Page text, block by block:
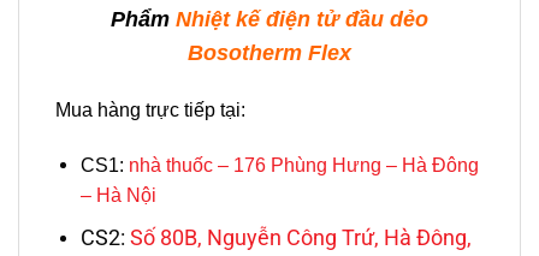
Phẩm Nhiệt kế điện tử đầu dẻo
Bosotherm Flex
Mua hàng trực tiếp tại:
CS1: nhà thuốc – 176 Phùng Hưng – Hà Đông
– Hà Nội
CS2: Số 80B, Nguyễn Công Trứ, Hà Đông,